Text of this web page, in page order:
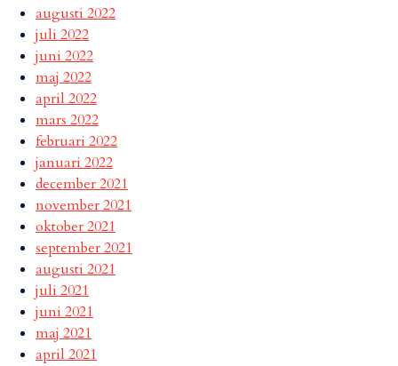
augusti 2022
juli 2022
juni 2022
maj 2022
april 2022
mars 2022
februari 2022
januari 2022
december 2021
november 2021
oktober 2021
september 2021
augusti 2021
juli 2021
juni 2021
maj 2021
april 2021